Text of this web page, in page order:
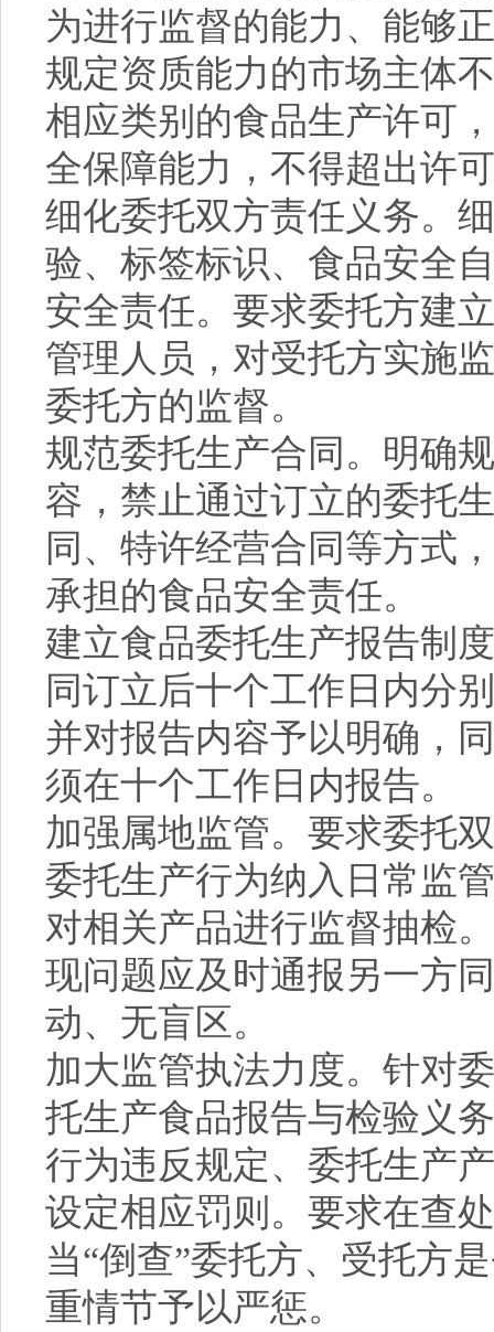
为进行监督的能力、能够
规定资质能力的市场主体
相应类别的食品生产许可
全保障能力，不得超出许
细化委托双方责任义务。
验、标签标识、食品安全
安全责任。要求委托方建
管理人员，对受托方实施
委托方的监督。
规范委托生产合同。明确
容，禁止通过订立的委托
同、特许经营合同等方式
承担的食品安全责任。
建立食品委托生产报告制
同订立后十个工作日内分
并对报告内容予以明确，
须在十个工作日内报告。
加强属地监管。要求委托
委托生产行为纳入日常监
对相关产品进行监督抽检
现问题应及时通报另一方
动、无盲区。
加大监管执法力度。针对
托生产食品报告与检验义
行为违反规定、委托生产
设定相应罚则。要求在查
当“倒查”委托方、受托方
重情节予以严惩。